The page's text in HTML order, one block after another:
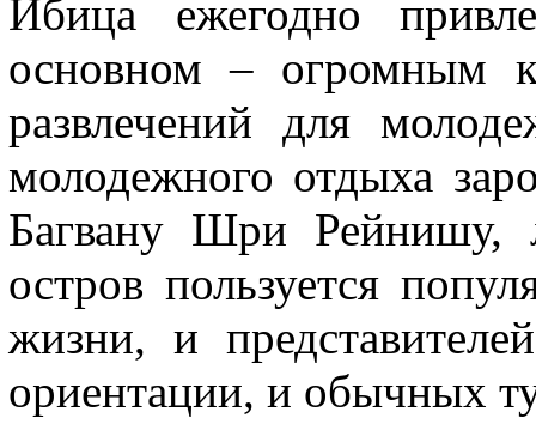
Ибица ежегодно
основном – огромным
развлечений для
молодежного отдыха
Багвану Шри Рейнишу,
остров пользуется
жизни, и
ориентации, и обычных